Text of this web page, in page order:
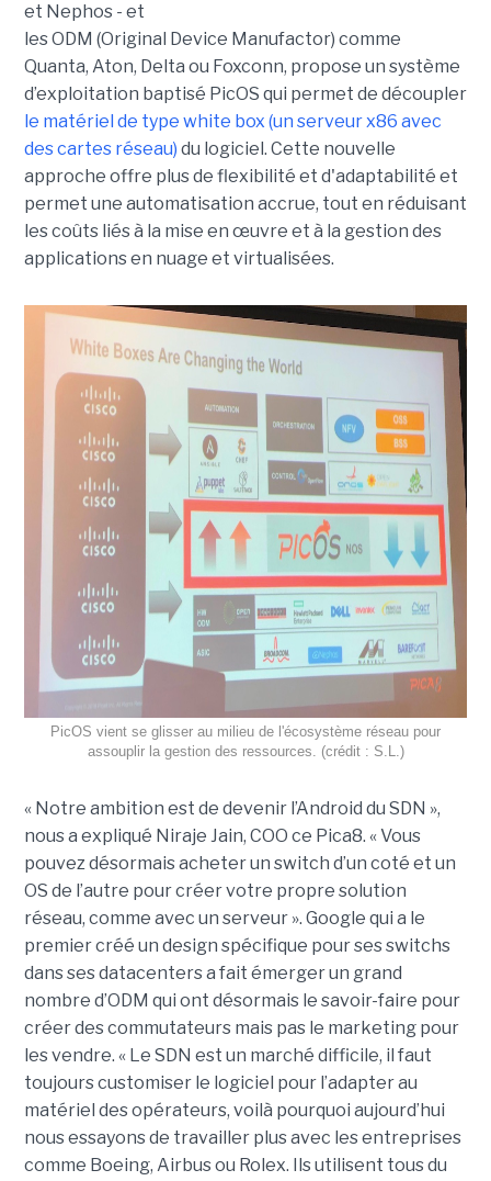
et Nephos- et
lesODM (Original Device Manufactor) comme
Quanta, Aton, Delta ou Foxconn, propose un système
d’exploitation baptisé PicOS qui permet de découpler
le matériel de type white box (un serveurx86 avec
des cartes réseau) du logiciel. Cette nouvelle
approche offre plus de flexibilité et d'adaptabilité et
permet une automatisation accrue, tout en réduisant
les coûts liés à la mise en œuvre et à la gestion des
applications en nuage et virtualisées.
PicOS vient se glisser au milieu de l'écosystème réseau pour
assouplir la gestion des ressources. (crédit : S.L.)
« Notre ambition est de devenir l’Android du SDN »,
nous a expliqué Niraje Jain, COO ce Pica8. « Vous
pouvez désormais acheter un switch d’un coté et un
OS de l’autre pour créer votre propre solution
réseau, comme avec un serveur ». Google qui a le
premier créé un design spécifique pour ses switchs
dans sesdatacentersa fait émerger un grand
nombre d’ODM qui ont désormais le savoir-faire pour
créer descommutateurs maispas le marketing pour
les vendre. « Le SDN est un marché difficile, il faut
toujourscustomiserle logiciel pour l’adapter au
matériel des opérateurs, voilà pourquoi aujourd’hui
nous essayons de travailler plus avec les entreprises
comme Boeing, Airbus ou Rolex. Ils utilisent tous du